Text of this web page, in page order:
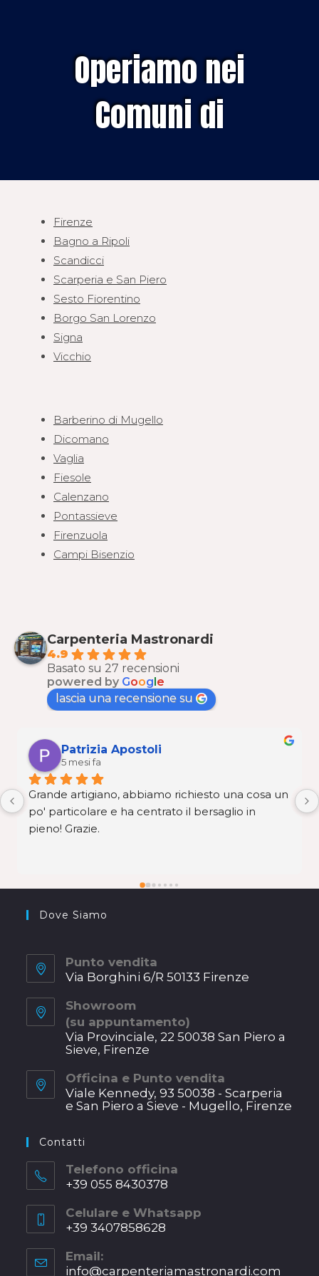
Operiamo nei
Comuni di
Firenze
Bagno a Ripoli
Scandicci
Scarperia e San Piero
Sesto Fiorentino
Borgo San Lorenzo
Signa
Vicchio
Barberino di Mugello
Dicomano
Vaglia
Fiesole
Calenzano
Pontassieve
Firenzuola
Campi Bisenzio
Carpenteria Mastronardi
4.9
Basato su 27 recensioni
powered by Google
lascia una recensione su
Patrizia Apostoli
5 mesi fa
Grande artigiano, abbiamo richiesto una cosa un
po' particolare e ha centrato il bersaglio in
pieno! Grazie.
Dove Siamo
Punto vendita
Via Borghini 6/R 50133 Firenze
in
a
new
tab
Showroom
(su appuntamento)
Via Provinciale, 22 50038 San Piero a
Sieve, Firenze
in
a
new
Officina e Punto vendita
Viale Kennedy, 93 50038 - Scarperia
e San Piero a Sieve - Mugello, Firenze
new
tab
Contatti
Telefono officina
+39 055 8430378
in
your
Celulare e Whatsapp
+39 3407858628
in
Email:
info@carpenteriamastronardi.com